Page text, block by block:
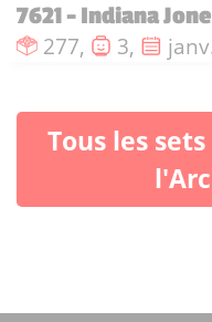
7621 - Indiana
Nombre de
277, Nombre
3,
Tous les